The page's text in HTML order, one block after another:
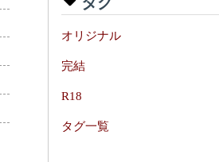
オリジナル
完結
R18
タグ一覧